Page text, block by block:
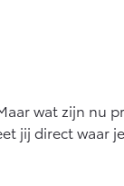
wat zijn nu
jij direct waar